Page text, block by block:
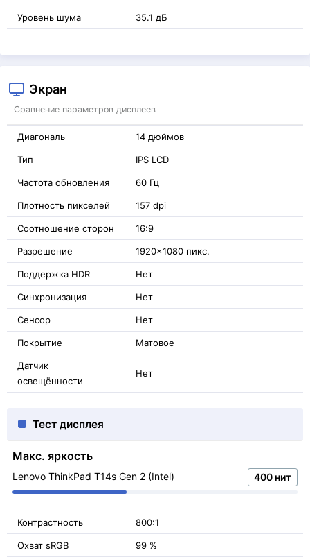
Уровень шума 35.1 дБ
Экран
Сравнение параметров дисплеев
Диагональ 14 дюймов
Тип IPS LCD
Частота обновления 60 Гц
Плотность пикселей 157 dpi
Соотношение сторон 16:9
Разрешение 1920x1080 пикс.
Поддержка HDR Нет
Синхронизация Нет
Сенсор Нет
Покрытие Матовое
Датчик
освещённости
Нет
Тест дисплея
Макс. яркость
Lenovo ThinkPad T14s Gen 2 (Intel) 400 нит
Контрастность 800:1
Охват sRGB 99 %